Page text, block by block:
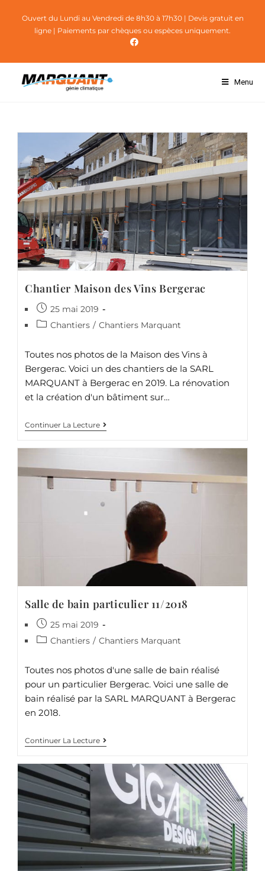
Ouvert du Lundi au Vendredi de 8h30 à 17h30| Devis gratuit en
ligne | Paiements par chèques ou espèces uniquement.
Menu
Chantier Maison des Vins Bergerac
25 mai 2019
Chantiers / Chantiers Marquant
Toutes nos photos de la Maison des Vins à
Bergerac. Voici un des chantiers de la SARL
MARQUANT à Bergerac en 2019. La rénovation
et la création d'un bâtiment sur…
Continuer La Lecture
Salle de bain particulier 11/2018
25 mai 2019
Chantiers / Chantiers Marquant
Toutes nos photos d'une salle de bain réalisé
pour un particulier Bergerac. Voici une salle de
bain réalisé par la SARL MARQUANT à Bergerac
en 2018.
Continuer La Lecture